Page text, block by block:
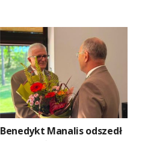
Benedykt Manalis odszedł